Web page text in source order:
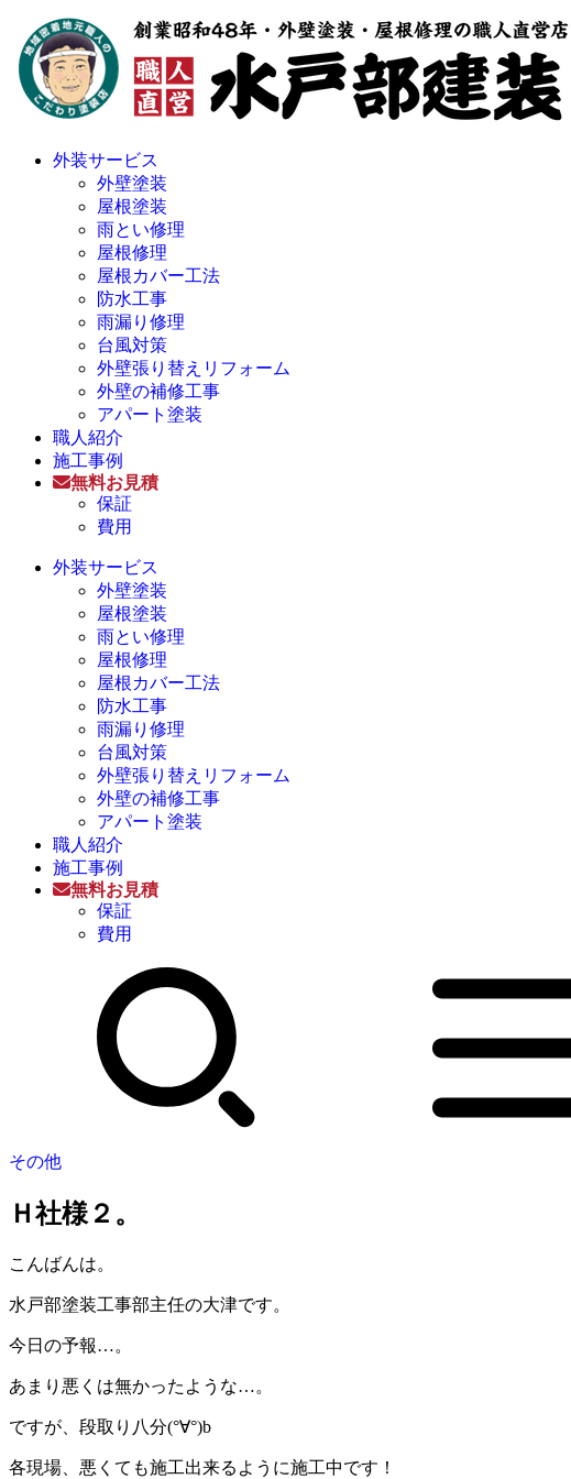
外装サービス
外壁塗装
屋根塗装
雨とい修理
屋根修理
屋根カバー工法
防水工事
雨漏り修理
台風対策
外壁張り替えリフォーム
外壁の補修工事
アパート塗装
職人紹介
施工事例
無料お見積
保証
費用
外装サービス
外壁塗装
屋根塗装
雨とい修理
屋根修理
屋根カバー工法
防水工事
雨漏り修理
台風対策
外壁張り替えリフォーム
外壁の補修工事
アパート塗装
職人紹介
施工事例
無料お見積
保証
費用
その他
Ｈ社様２。
こんばんは。
水戸部塗装工事部主任の大津です。
今日の予報…。
あまり悪くは無かったような…。
ですが、段取り八分(°∀°)b
各現場、悪くても施工出来るように施工中です！